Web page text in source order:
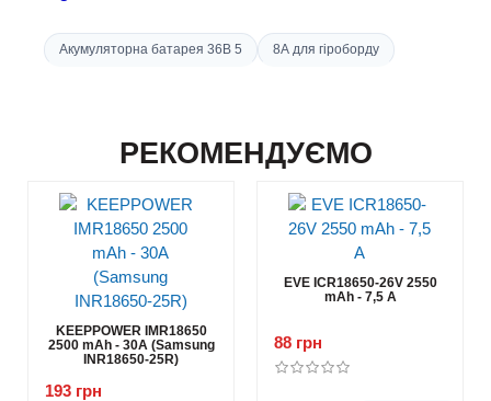
Акумуляторна батарея 36В 5 8А для гіроборду
РЕКОМЕНДУЄМО
KEEPPOWER IMR18650
2500 mAh - 30А (Samsung
INR18650-25R)
193 грн
EVE ICR18650-26V 2550
mAh - 7,5 А
88 грн